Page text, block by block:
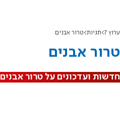
ערוץ 7 תגיות טרור אבנים
טרור אבנים
חדשות ועדכונים על טרור אבנים